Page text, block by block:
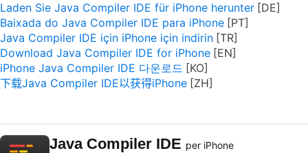
Laden Sie Java Compiler IDE für iPhone herunter
Baixada do Java Compiler IDE para iPhone
Java Compiler IDE için iPhone için indirin
Download Java Compiler IDE for iPhone
iPhone Java Compiler IDE 다운로드
下载Java Compiler IDE以获得iPhone
Java Compiler IDE per iPhone